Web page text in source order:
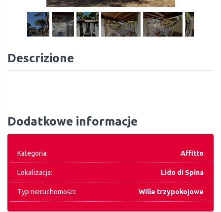
Descrizione
Dodatkowe informacje
Kategoria: Affitto
Lokalizacja: Lido di Spina
Typ nieruchomości: Wille trzypokojowe